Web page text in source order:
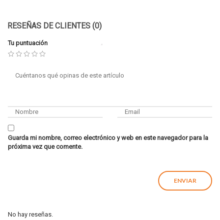
RESEÑAS DE CLIENTES (0)
Tu puntuación
Guarda mi nombre, correo electrónico y web en este navegador para la
próxima vez que comente.
No hay reseñas.